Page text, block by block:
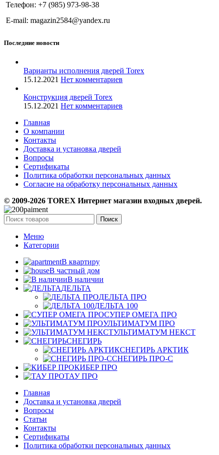
Телефон: +7 (985) 973-98-38
E-mail: magazin2584@yandex.ru
Последние новости
Варианты исполнения дверей Torex
15.12.2021 Нет комментариев
Конструкция дверей Torex
15.12.2021 Нет комментариев
Главная
О компании
Контакты
Доставка и установка дверей
Вопросы
Сертификаты
Политика обработки персональных данных
Согласие на обработку персональных данных
© 2009-2026 TOREX Интернет магазин входных дверей.
Поиск
Меню
Категории
В квартиру
В частный дом
В наличии
ДЕЛЬТА
ДЕЛЬТА ПРО
ДЕЛЬТА 100
СУПЕР ОМЕГА ПРО
УЛЬТИМАТУМ ПРО
УЛЬТИМАТУМ НЕКСТ
СНЕГИРЬ
СНЕГИРЬ АРКТИК
СНЕГИРЬ ПРО-С
КИБЕР ПРО
ТАУ ПРО
Главная
Доставка и установка дверей
Вопросы
Статьи
Контакты
Сертификаты
Политика обработки персональных данных